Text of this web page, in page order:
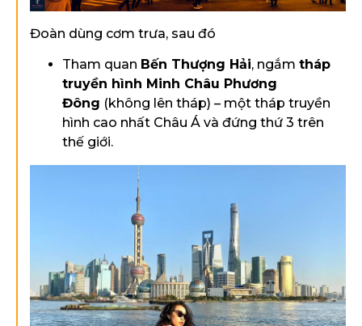
Đoàn dùng cơm trưa, sau đó
Tham quan Bến Thượng Hải, ngắm tháp
truyền hình Minh Châu Phương
Đông (không lên tháp) – một tháp truyền
hình cao nhất Châu Á và đứng thứ 3 trên
thế giới.